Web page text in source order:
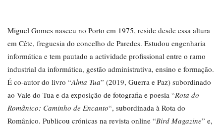
Miguel Gomes nasceu no Porto em 1975, reside desde essa altura
em Cête, freguesia do concelho de Paredes. Estudou engenharia
informática e tem pautado a actividade profissional entre o ramo
industrial da informática, gestão administrativa, ensino e formação.
É co-autor do livro “Alma Tua” (2019, Guerra e Paz) subordinado
ao Vale do Tua e da exposição de fotografia e poesia “Rota do
Românico: Caminho de Encanto“, subordinada à Rota do
Românico. Publicou crónicas na revista online “Bird Magazine” e,